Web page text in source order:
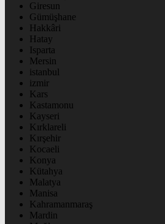
Giresun
Gümüşhane
Hakkâri
Hatay
Isparta
Mersin
istanbul
izmir
Kars
Kastamonu
Kayseri
Kırklareli
Kırşehir
Kocaeli
Konya
Kütahya
Malatya
Manisa
Kahramanmaraş
Mardin